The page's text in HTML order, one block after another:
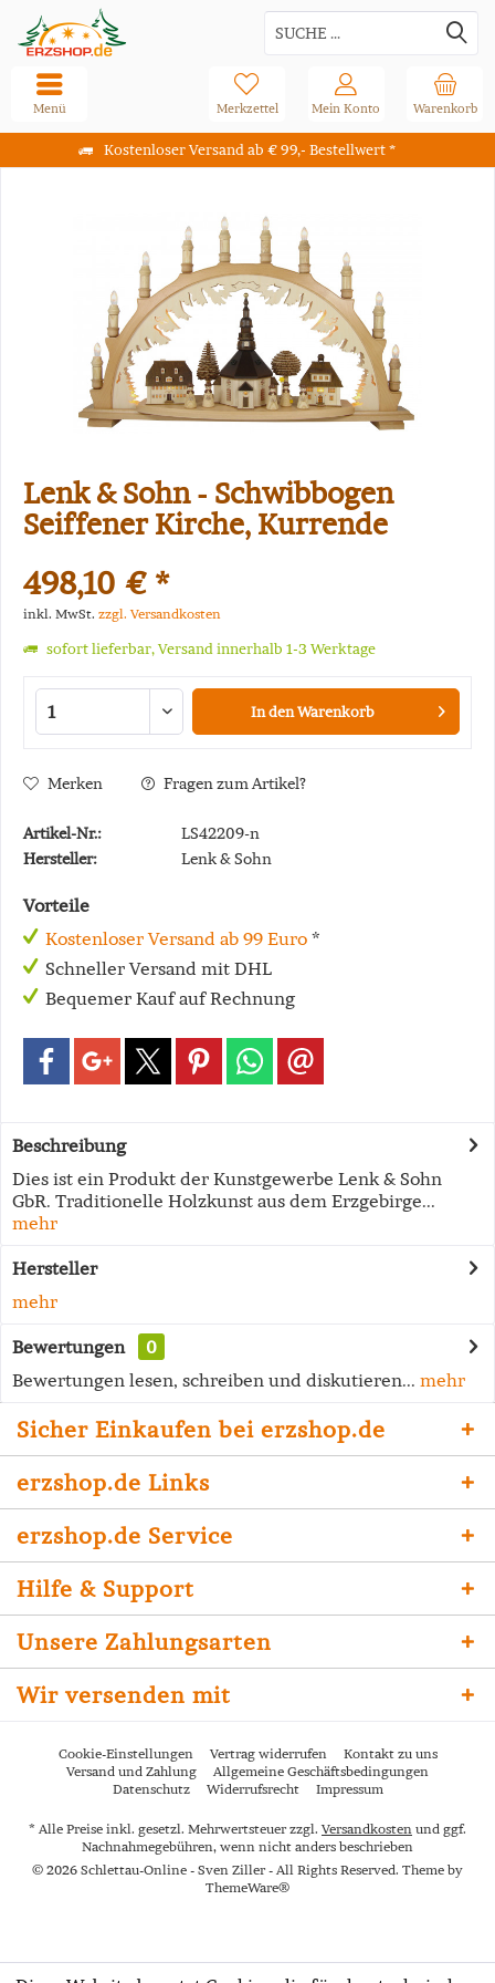
Kostenloser Versand ab € 99,- Bestellwert *
Warenkorb
Merkzettel Mein Konto
Menü
Lenk & Sohn - Schwibbogen
Seiffener Kirche, Kurrende
498,10 € *
inkl. MwSt. zzgl. Versandkosten
sofort lieferbar, Versand innerhalb 1-3 Werktage
In denWarenkorb
Merken Fragen zum Artikel?
Artikel-Nr.:
LS42209-n
Hersteller:
Lenk & Sohn
Vorteile
Kostenloser Versand ab 99 Euro *
Schneller Versand mit DHL
Bequemer Kauf auf Rechnung
Beschreibung
Dies ist ein Produkt der Kunstgewerbe Lenk & Sohn
GbR. Traditionelle Holzkunst aus dem Erzgebirge...
mehr
Hersteller
mehr
Bewertungen
0
Bewertungen lesen, schreiben und diskutieren... mehr
Sicher Einkaufen bei erzshop.de
erzshop.de Links
erzshop.de Service
Hilfe & Support
Unsere Zahlungsarten
Wir versenden mit
Cookie-Einstellungen Vertrag widerrufen
Kontakt zu uns
Versand und Zahlung
Allgemeine Geschäftsbedingungen
Datenschutz
Widerrufsrecht Impressum
* Alle Preise inkl. gesetzl. Mehrwertsteuer zzgl. Versandkosten und ggf.
Nachnahmegebühren, wenn nicht anders beschrieben
© 2026 Schlettau-Online - Sven Ziller - All Rights Reserved. Theme by
ThemeWare®